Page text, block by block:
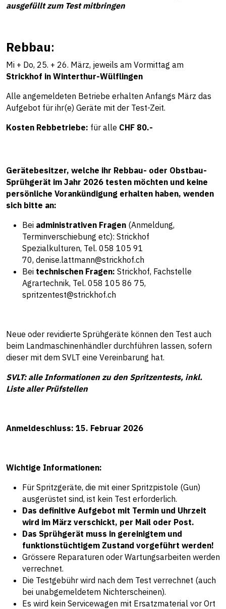
ausgefüllt zum Test mitbringen
Rebbau:
Mi + Do, 25. + 26. März, jeweils am Vormittag am
Strickhof in Winterthur-Wülflingen
Alle angemeldeten Betriebe erhalten Anfangs März das
Aufgebot für ihr(e) Geräte mit der Test-Zeit.
Kosten Rebbetriebe: für alle CHF 80.-
Gerätebesitzer, welche ihr Rebbau- oder Obstbau-
Sprühgerät im Jahr 2026 testen möchten und keine
persönliche Vorankündigung erhalten haben, wenden
sich bitte an:
Bei administrativen Fragen (Anmeldung,
Terminverschiebung etc): Strickhof
Spezialkulturen, Tel. 058 105 91
70, denise.lattmann@strickhof.ch
Bei technischen Fragen: Strickhof, Fachstelle
Agrartechnik, Tel. 058 105 86 75,
spritzentest@strickhof.ch
Neue oder revidierte Sprühgeräte können den Test auch
beim Landmaschinenhändler durchführen lassen, sofern
dieser mit dem SVLT eine Vereinbarung hat.
SVLT: alle Informationen zu den Spritzentests, inkl.
Liste aller Prüfstellen
Anmeldeschluss: 15. Februar 2026
Wichtige Informationen:
Für Spritzgeräte, die mit einer Spritzpistole (Gun)
ausgerüstet sind, ist kein Test erforderlich.
Das definitive Aufgebot mit Termin und Uhrzeit
wird im März verschickt, per Mail oder Post.
Das Sprühgerät muss in gereinigtem und
funktionstüchtigem Zustand vorgeführt werden!
Grössere Reparaturen oder Wartungsarbeiten werden
verrechnet.
Die Testgebühr wird nach dem Test verrechnet (auch
bei unabgemeldetem Nichterscheinen).
Es wird kein Servicewagen mit Ersatzmaterial vor Ort